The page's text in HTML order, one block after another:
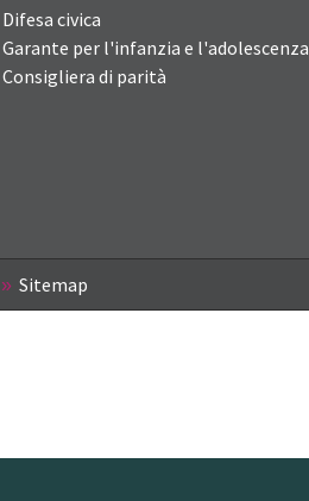
Difesa civica
Garante per l'infanzia e l'adolescenza
Consigliera di parità
Sitemap